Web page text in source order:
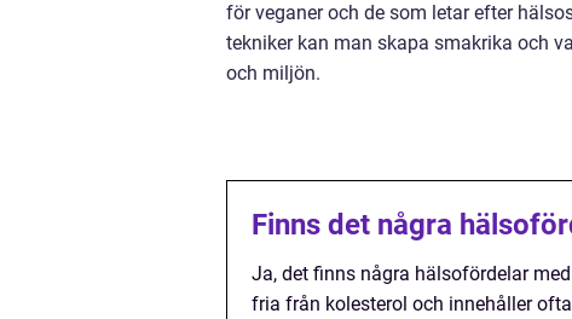
för veganer och de som letar efter
tekniker kan man skapa smakrika och
och miljön.
Finns det några
Ja, det finns några hälsofördelar
fria från kolesterol och innehåller